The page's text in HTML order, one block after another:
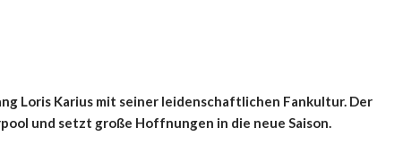
Loris Karius mit seiner leidenschaftlichen Fankultur. Der
und setzt große Hoffnungen in die neue Saison.